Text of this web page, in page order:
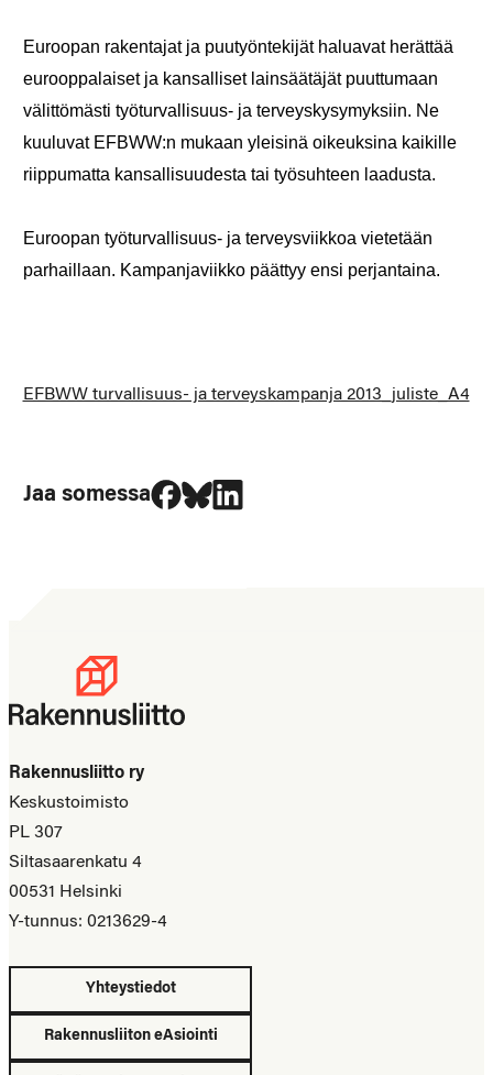
Euroopan rakentajat ja puutyöntekijät haluavat herättää
eurooppalaiset ja kansalliset lainsäätäjät puuttumaan
välittömästi työturvallisuus- ja terveyskysymyksiin. Ne
kuuluvat EFBWW:n mukaan yleisinä oikeuksina kaikille
riippumatta kansallisuudesta tai työsuhteen laadusta.
Euroopan työturvallisuus- ja terveysviikkoa vietetään
parhaillaan. Kampanjaviikko päättyy ensi perjantaina.
EFBWW turvallisuus- ja terveyskampanja 2013_juliste_A4
Jaa somessa
Jaa Facebookissa
Jaa Blueskyssa
Jaa LinkedIn:ssä
Rakennusliitto ry
Keskustoimisto
PL 307
Siltasaarenkatu 4
00531 Helsinki
Y-tunnus: 0213629-4
Yhteystiedot
Rakennusliiton eAsiointi